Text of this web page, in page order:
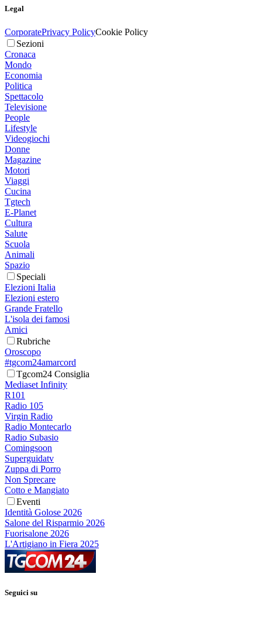
Legal
CorporatePrivacy PolicyCookie Policy
Sezioni
Cronaca
Mondo
Economia
Politica
Spettacolo
Televisione
People
Lifestyle
Videogiochi
Donne
Magazine
Motori
Viaggi
Cucina
Tgtech
E-Planet
Cultura
Salute
Scuola
Animali
Spazio
Speciali
Elezioni Italia
Elezioni estero
Grande Fratello
L'isola dei famosi
Amici
Rubriche
Oroscopo
#tgcom24amarcord
Tgcom24 Consiglia
Mediaset Infinity
R101
Radio 105
Virgin Radio
Radio Montecarlo
Radio Subasio
Comingsoon
Superguidatv
Zuppa di Porro
Non Sprecare
Cotto e Mangiato
Eventi
Identità Golose 2026
Salone del Risparmio 2026
Fuorisalone 2026
L'Artigiano in Fiera 2025
Seguici su